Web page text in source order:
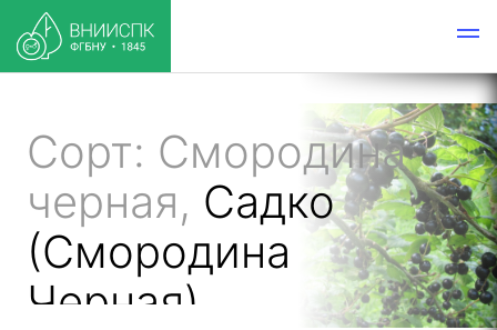
Сорт: Смородина
черная, Садко
(Смородина
Черная)